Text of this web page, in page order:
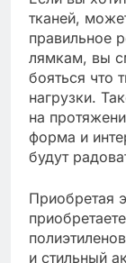
тканей,
правильное
лямкам, вы
бояться что
нагрузки.
на
форма и
будут
Приобретая
и стильный